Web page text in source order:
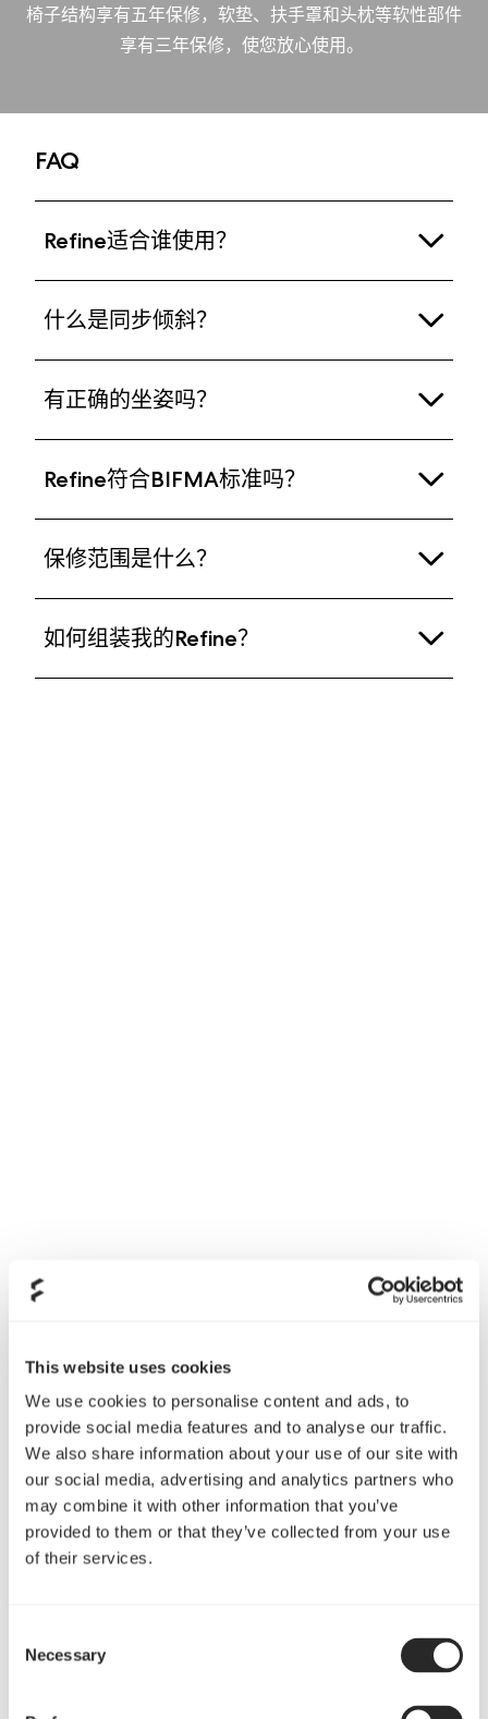
This website uses cookies
We use cookies to personalise content and ads, to
provide social media features and to analyse our traffic.
We also share information about your use of our site with
our social media, advertising and analytics partners who
may combine it with other information that you’ve
provided to them or that they’ve collected from your use
of their services.
Selection
Necessary
椅子结构享有五年保修，软垫、扶手罩和头枕等软性部件
享有三年保修，使您放心使用。
FAQ
Refine适合谁使用？
计的人提供持久的舒适感。我们推荐Refine给身高在
1.65米（5英尺2英寸）— 2.0米（6英尺6英寸）之
间，体重在60公斤（132磅/9.45英石）— 125公斤
（275磅/19.6英石）之间的人使用。
什么是同步倾斜？
或者靠背和座椅独立移动。这可能会在椅子后倾时产
生不舒服的间隙和尴尬的身体姿势。Refine的同步倾
斜机制允许座椅和靠背与您身体的自然运动同步移
动，在整个倾斜过程中提供人体工学支持和舒适感。
有正确的坐姿吗？
为在您坐着时为您的身体提供充足的支持，并为您提
供多种调节功能，以便您找到最舒适的姿势。
Refine符合BIFMA标准吗？
性能要求，并符合Bifma X5.1标准。Refine还符合
EN1335-1标准。
保修范围是什么？
件（如：座椅、腰部支撑垫、扶手和头枕）提供3年
保修期。如果您需要任何支持，请联系我们的客户支
如何组装我的Refine？